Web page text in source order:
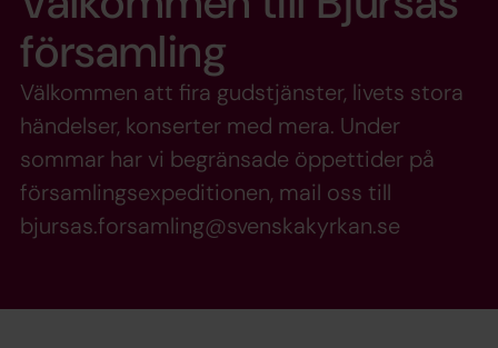
församling
Välkommen att fira gudstjänster, livets stora
händelser, konserter med mera. Under
sommar har vi begränsade öppettider på
församlingsexpeditionen, mail oss till
bjursas.forsamling@svenskakyrkan.se